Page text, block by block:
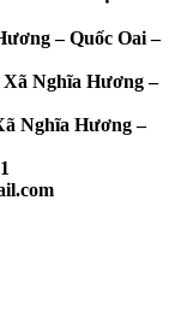
– Quốc Oai –
Nghĩa Hương –
Nghĩa Hương –